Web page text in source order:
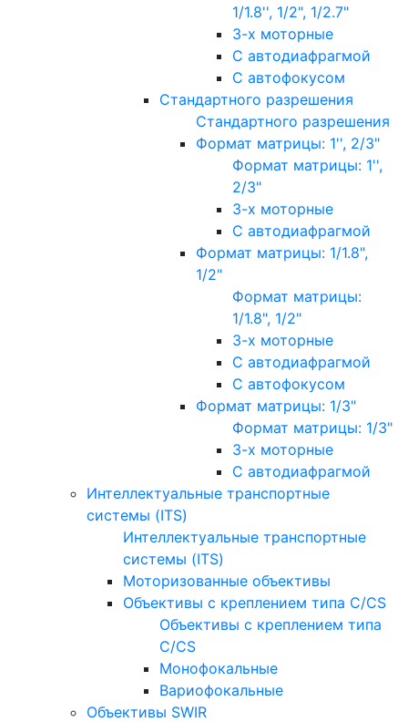
1/1.8'', 1/2", 1/2.7"
3-х моторные
С автодиафрагмой
С автофокусом
Стандартного разрешения
Стандартного разрешения
Формат матрицы: 1'', 2/3"
Формат матрицы: 1'',
2/3"
3-х моторные
С автодиафрагмой
Формат матрицы: 1/1.8",
1/2"
Формат матрицы:
1/1.8", 1/2"
3-х моторные
С автодиафрагмой
С автофокусом
Формат матрицы: 1/3"
Формат матрицы: 1/3"
3-х моторные
С автодиафрагмой
Интеллектуальные транспортные
системы (ITS)
Интеллектуальные транспортные
системы (ITS)
Моторизованные объективы
Объективы с креплением типа C/CS
Объективы с креплением типа
C/CS
Монофокальные
Вариофокальные
Объективы SWIR